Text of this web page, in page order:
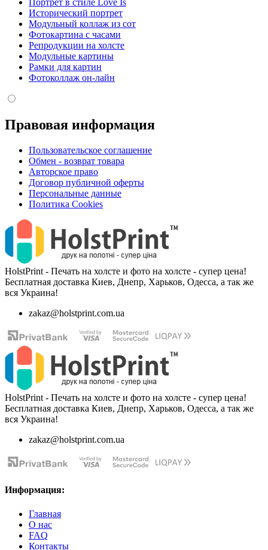
Портрет в стиле Love Is
Исторический портрет
Модульный коллаж из сот
Фотокартина с часами
Репродукции на холсте
Модульные картины
Рамки для картин
Фотоколлаж он-лайн
Правовая информация
Пользовательское соглашение
Обмен - возврат товара
Авторское право
Договор публичной оферты
Персональные данные
Политика Cookies
HolstPrint - Печать на холсте и фото на холсте - супер цена!
Бесплатная доставка Киев, Днепр, Харьков, Одесса, а так же
вся Украина!
zakaz@holstprint.com.ua
HolstPrint - Печать на холсте и фото на холсте - супер цена!
Бесплатная доставка Киев, Днепр, Харьков, Одесса, а так же
вся Украина!
zakaz@holstprint.com.ua
Информация:
Главная
О нас
FAQ
Контакты